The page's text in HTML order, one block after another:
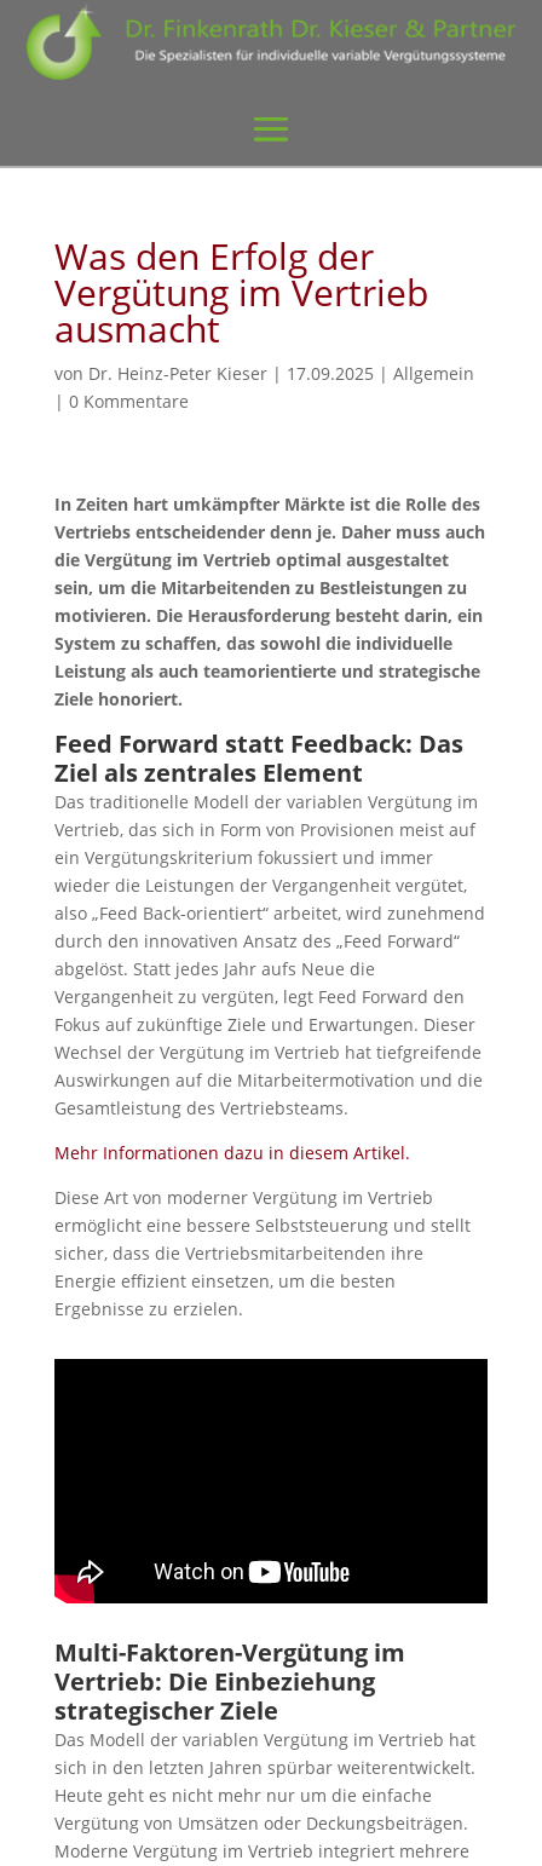
Was den Erfolg der
Vergütung im Vertrieb
ausmacht
von Dr. Heinz-Peter Kieser| 17.09.2025 | Allgemein
| 0 Kommentare
In Zeiten hart umkämpfter Märkte ist die Rolle des
Vertriebs entscheidender denn je. Daher muss auch
die Vergütung im Vertrieb optimal ausgestaltet
sein, um die Mitarbeitenden zu Bestleistungen zu
motivieren. Die Herausforderung besteht darin, ein
System zu schaffen, das sowohl die individuelle
Leistung als auch teamorientierte und strategische
Ziele honoriert.
Feed Forward statt Feedback: Das
Ziel als zentrales Element
Das traditionelle Modell der variablen Vergütung im
Vertrieb, das sich in Form von Provisionen meist auf
ein Vergütungskriterium fokussiert und immer
wieder die Leistungen der Vergangenheit vergütet,
also „Feed Back-orientiert“ arbeitet, wird zunehmend
durch den innovativen Ansatz des „Feed Forward“
abgelöst. Statt jedes Jahr aufs Neue die
Vergangenheit zu vergüten, legt Feed Forward den
Fokus auf zukünftige Ziele und Erwartungen. Dieser
Wechsel der Vergütung im Vertrieb hat tiefgreifende
Auswirkungen auf die Mitarbeitermotivation und die
Gesamtleistung des Vertriebsteams.
Mehr Informationen dazu in diesem Artikel.
Diese Art von moderner Vergütung im Vertrieb
ermöglicht eine bessere Selbststeuerung und stellt
sicher, dass die Vertriebsmitarbeitenden ihre
Energie effizient einsetzen, um die besten
Ergebnisse zu erzielen.
Multi-Faktoren-Vergütung im
Vertrieb: Die Einbeziehung
strategischer Ziele
Das Modell der variablen Vergütung im Vertrieb hat
sich in den letzten Jahren spürbar weiterentwickelt.
Heute geht es nicht mehr nur um die einfache
Vergütung von Umsätzen oder Deckungsbeiträgen.
Moderne Vergütung im Vertrieb integriert mehrere